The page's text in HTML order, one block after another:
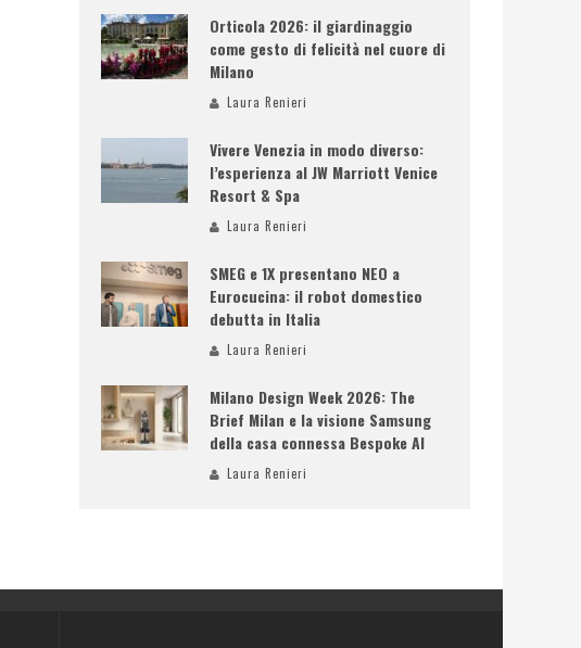
Orticola 2026: il giardinaggio
come gesto di felicità nel cuore di
Milano
Laura Renieri
Vivere Venezia in modo diverso:
l’esperienza al JW Marriott Venice
Resort & Spa
Laura Renieri
SMEG e 1X presentano NEO a
Eurocucina: il robot domestico
debutta in Italia
Laura Renieri
Milano Design Week 2026: The
Brief Milan e la visione Samsung
della casa connessa Bespoke AI
Laura Renieri